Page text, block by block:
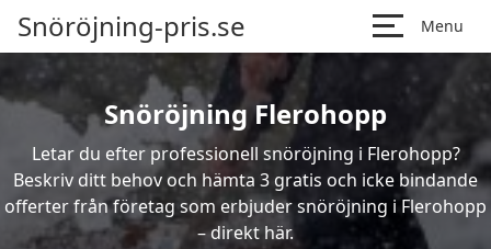
Snöröjning-pris.se Menu
Snöröjning Flerohopp
Letar du efter professionell snöröjning i Flerohopp?
Beskriv ditt behov och hämta 3 gratis och icke bindande
offerter från företag som erbjuder snöröjning i Flerohopp
– direkt här.